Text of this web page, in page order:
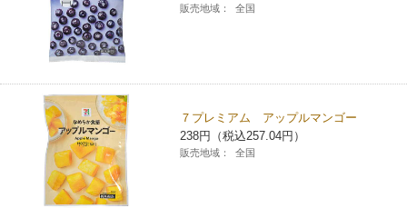
スポーツ振興くじ
学び・教育
レジでApple Accountにチャージ
コインランドリー（店舗限定）
宅配ロッカー（店舗限定）
セブン‐イレブンの海外事業
セブン‐イレブンの「商品力」
セブン-イレブンの横顔
サステナビリティレポート
简体中文(服务)
한국어(서비스)
ภาษาไทย(บริการ)
販売地域： 全国
７プレミアム アップルマンゴー
238円（税込257.04円）
販売地域： 全国